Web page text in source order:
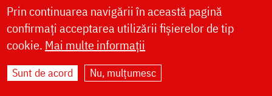
LIVE
Site dezvoltat deDOXOLOGIA MEDIA
Arhiepiscopia Iașilor | ©
Prin continuarea navigării în această pagină
confirmați acceptarea utilizării fișierelor de tip
cookie. Mai multe informații
Sunt de acord Nu, mulțumesc